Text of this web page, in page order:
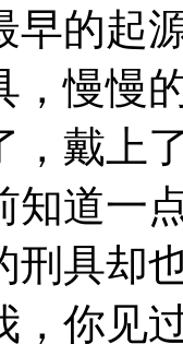
早的起
，慢慢
，戴上
知道一
刑具却
，你见